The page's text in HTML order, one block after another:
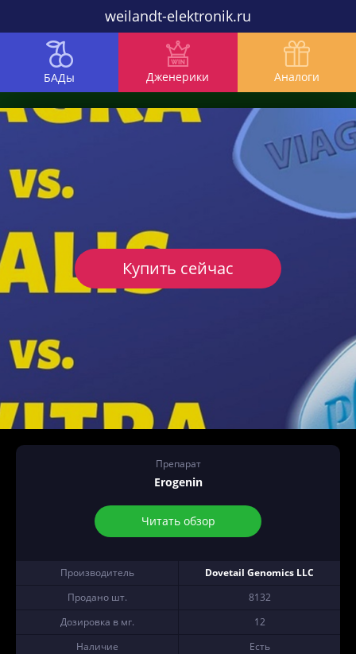
weilandt-elektronik.ru
БАДы Дженерики Аналоги
Препарат
Erogenin
Читать обзор
Производитель
Dovetail Genomics LLC
Продано шт.
8132
Дозировка в мг.
12
Наличие
Есть
Купить сейчас